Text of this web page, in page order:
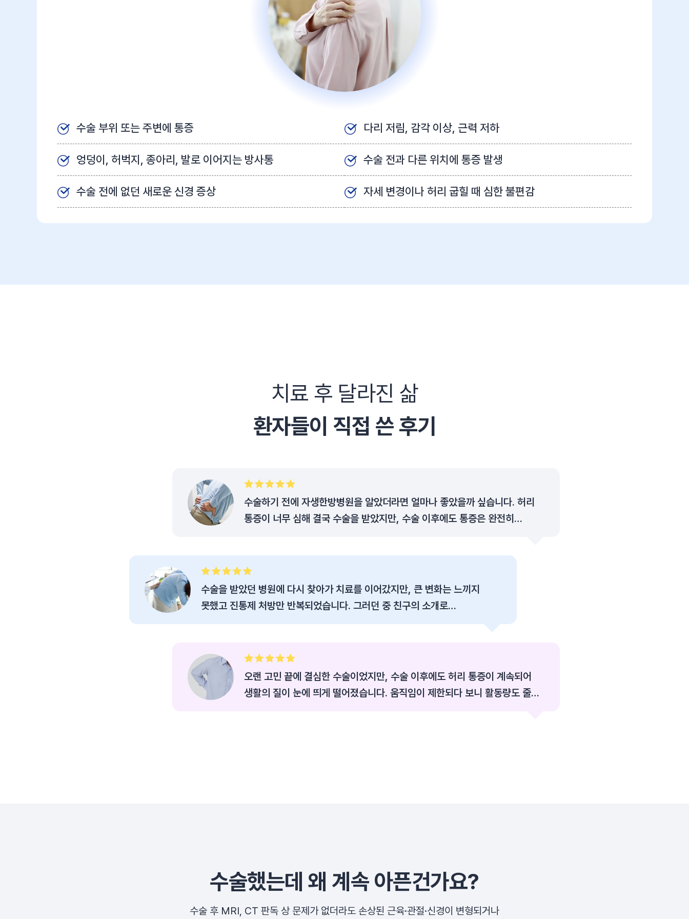
수술 부위 또는 주변에 통증 다리 저림, 감각 이상, 근력 저하
엉덩이, 허벅지, 종아리, 발로 이어지는 방사통 수술 전과 다른 위치에 통증 발생
수술 전에 없던 새로운 신경 증상 자세 변경이나 허리 굽힐 때 심한 불편감
치료 후 달라진 삶
환자들이 직접 쓴 후기
수술하기 전에 자생한방병원을 알았더라면 얼마나 좋았을까 싶습니다. 허리
통증이 너무 심해 결국 수술을 받았지만, 수술 이후에도 통증은 완전히
수술을 받았던 병원에 다시 찾아가 치료를 이어갔지만, 큰 변화는 느끼지
못했고 진통제 처방만 반복되었습니다. 그러던 중 친구의 소개로
자생한방병원을 알게 되었고, 수술 후 남은 통증을 조금이라도 줄일 수 있을까
오랜 고민 끝에 결심한 수술이었지만, 수술 이후에도 허리 통증이 계속되어
생활의 질이 눈에 띄게 떨어졌습니다. 움직임이 제한되다 보니 활동량도 줄고,
수술했는데 왜 계속 아픈건가요?
수술 후 MRI, CT 판독 상 문제가 없더라도 손상된 근육·관절·신경이 변형되거나